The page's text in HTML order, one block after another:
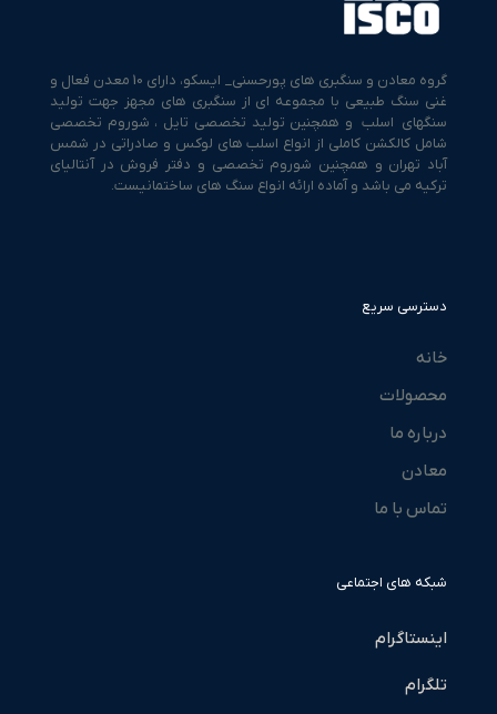
گروه معادن و سنگبری های پورحسنی_ ایسکو، دارای 10 معدن فعال و
غنی سنگ طبیعی با مجموعه ای از سنگبری های مجهز جهت تولید
سنگهای اسلب و همچنین تولید تخصصی تایل ، شوروم تخصصی
شامل کالکشن کاملی از انواع اسلب های لوکس و صادراتی در شمس
آباد تهران و همچنین شوروم تخصصی و دفتر فروش در آنتالیای
ترکیه می باشد و آماده ارائه انواع سنگ های ساختمانیست.
دسترسی سریع
خانه
محصولات
درباره ما
معادن
تماس با ما
شبکه های اجتماعی
اینستاگرام
تلگرام